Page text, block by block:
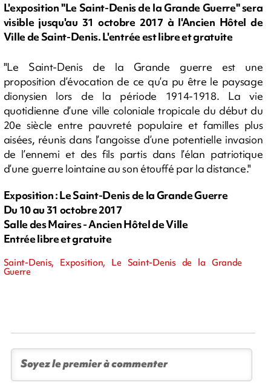
L'exposition "Le Saint-Denis de la Grande Guerre" sera
visible jusqu'au 31 octobre 2017 à l'Ancien Hôtel de
Ville de Saint-Denis. L'entrée est libre et gratuite
"Le Saint-Denis de la Grande guerre est une
proposition d’évocation de ce qu’a pu être le paysage
dionysien lors de la période 1914-1918. La vie
quotidienne d’une ville coloniale tropicale du début du
20e siècle entre pauvreté populaire et familles plus
aisées, réunis dans l’angoisse d’une potentielle invasion
de l’ennemi et des fils partis dans l’élan patriotique
d’une guerre lointaine au son étouffé par la distance."
Exposition : Le Saint-Denis de la Grande Guerre
Du 10 au 31 octobre 2017
Salle des Maires - Ancien Hôtel de Ville
Entrée libre et gratuite
Saint-Denis, Exposition, Le Saint-Denis de la Grande
Guerre